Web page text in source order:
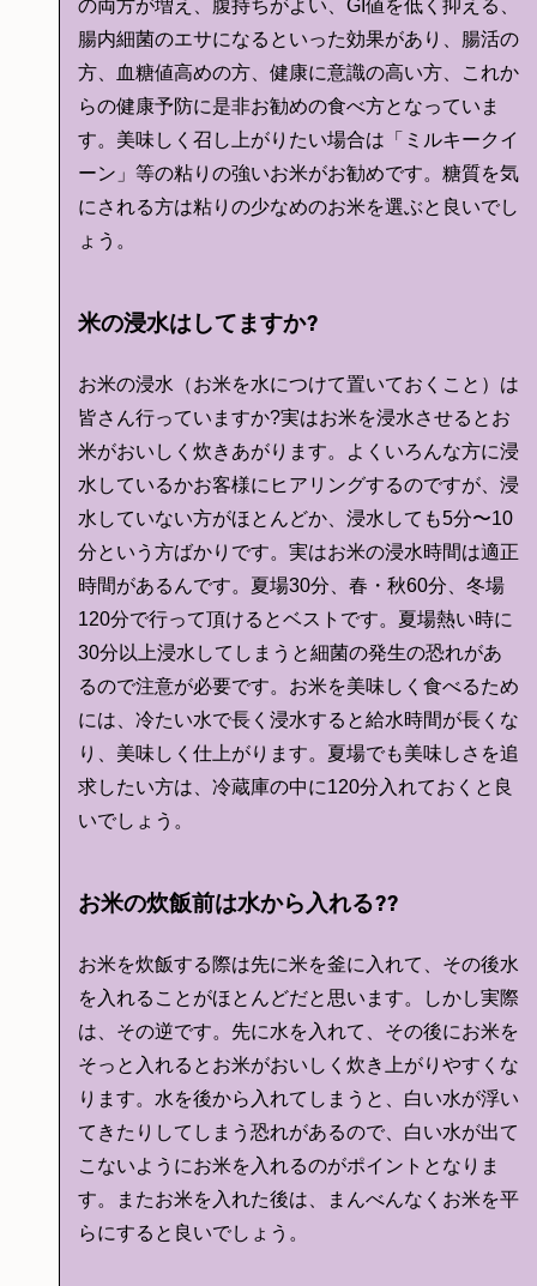
の両方が増え、腹持ちがよい、GI値を低く抑える、
腸内細菌のエサになるといった効果があり、腸活の
方、血糖値高めの方、健康に意識の高い方、これか
らの健康予防に是非お勧めの食べ方となっていま
す。美味しく召し上がりたい場合は「ミルキークイ
ーン」等の粘りの強いお米がお勧めです。糖質を気
にされる方は粘りの少なめのお米を選ぶと良いでし
ょう。
米の浸水はしてますか?
お米の浸水（お米を水につけて置いておくこと）は
皆さん行っていますか?実はお米を浸水させるとお
米がおいしく炊きあがります。よくいろんな方に浸
水しているかお客様にヒアリングするのですが、浸
水していない方がほとんどか、浸水しても5分〜10
分という方ばかりです。実はお米の浸水時間は適正
時間があるんです。夏場30分、春・秋60分、冬場
120分で行って頂けるとベストです。夏場熱い時に
30分以上浸水してしまうと細菌の発生の恐れがあ
るので注意が必要です。お米を美味しく食べるため
には、冷たい水で長く浸水すると給水時間が長くな
り、美味しく仕上がります。夏場でも美味しさを追
求したい方は、冷蔵庫の中に120分入れておくと良
いでしょう。
お米の炊飯前は水から入れる??
お米を炊飯する際は先に米を釜に入れて、その後水
を入れることがほとんどだと思います。しかし実際
は、その逆です。先に水を入れて、その後にお米を
そっと入れるとお米がおいしく炊き上がりやすくな
ります。水を後から入れてしまうと、白い水が浮い
てきたりしてしまう恐れがあるので、白い水が出て
こないようにお米を入れるのがポイントとなりま
す。またお米を入れた後は、まんべんなくお米を平
らにすると良いでしょう。